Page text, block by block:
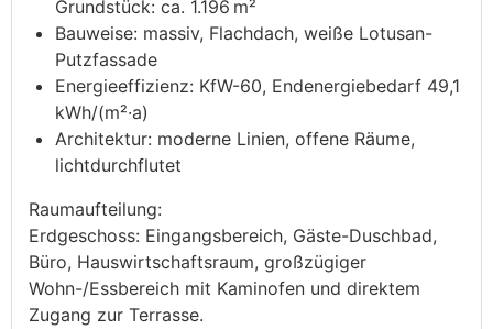
Grundstück: ca. 1.196 m²
Bauweise: massiv, Flachdach, weiße Lotusan-
Putzfassade
Energieeffizienz: KfW-60, Endenergiebedarf 49,1
kWh/(m²·a)
Architektur: moderne Linien, offene Räume,
lichtdurchflutet
Raumaufteilung:
Erdgeschoss: Eingangsbereich, Gäste-Duschbad,
Büro, Hauswirtschaftsraum, großzügiger
Wohn-/Essbereich mit Kaminofen und direktem
Zugang zur Terrasse.